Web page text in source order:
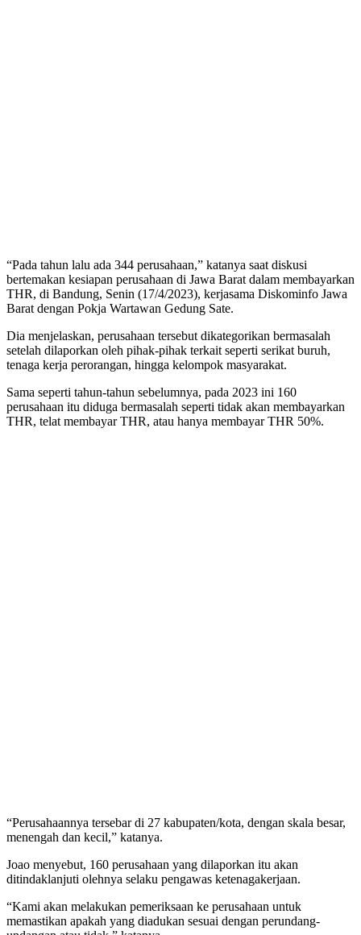
“Pada tahun lalu ada 344 perusahaan,” katanya saat diskusi
bertemakan kesiapan perusahaan di Jawa Barat dalam membayarkan
THR, di Bandung, Senin (17/4/2023), kerjasama Diskominfo Jawa
Barat dengan Pokja Wartawan Gedung Sate.
Dia menjelaskan, perusahaan tersebut dikategorikan bermasalah
setelah dilaporkan oleh pihak-pihak terkait seperti serikat buruh,
tenaga kerja perorangan, hingga kelompok masyarakat.
Sama seperti tahun-tahun sebelumnya, pada 2023 ini 160
perusahaan itu diduga bermasalah seperti tidak akan membayarkan
THR, telat membayar THR, atau hanya membayar THR 50%.
“Perusahaannya tersebar di 27 kabupaten/kota, dengan skala besar,
menengah dan kecil,” katanya.
Joao menyebut, 160 perusahaan yang dilaporkan itu akan
ditindaklanjuti olehnya selaku pengawas ketenagakerjaan.
“Kami akan melakukan pemeriksaan ke perusahaan untuk
memastikan apakah yang diadukan sesuai dengan perundang-